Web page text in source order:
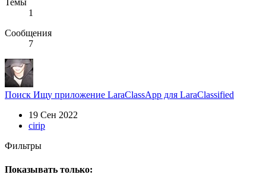
Темы
1
Сообщения
7
Поиск Ищу приложение LaraClassApp для LaraClassified
19 Сен 2022
cirip
Фильтры
Показывать только: